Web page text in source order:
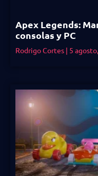
Apex Legends:
consolas y PC
Rodrigo Cortes 5